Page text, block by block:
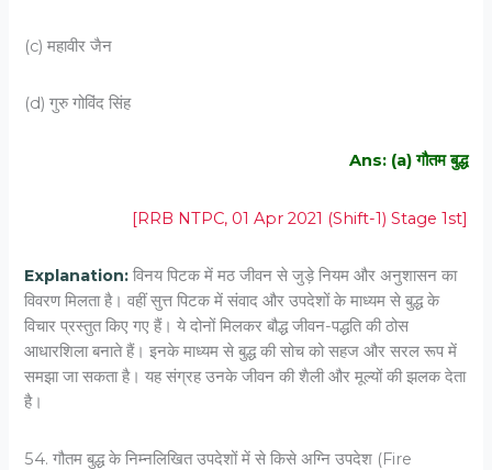
(c) महावीर जैन
(d) गुरु गोविंद सिंह
Ans: (a) गौतम बुद्ध
[RRB NTPC, 01 Apr 2021 (Shift-1) Stage 1st]
Explanation: विनय पिटक में मठ जीवन से जुड़े नियम और अनुशासन का
विवरण मिलता है। वहीं सुत्त पिटक में संवाद और उपदेशों के माध्यम से बुद्ध के
विचार प्रस्तुत किए गए हैं। ये दोनों मिलकर बौद्ध जीवन-पद्धति की ठोस
आधारशिला बनाते हैं। इनके माध्यम से बुद्ध की सोच को सहज और सरल रूप में
समझा जा सकता है। यह संग्रह उनके जीवन की शैली और मूल्यों की झलक देता
है।
54. गौतम बुद्ध के निम्नलिखित उपदेशों में से किसे अग्नि उपदेश (Fire